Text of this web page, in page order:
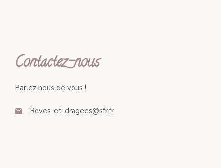
Contactez-nous
Parlez-nous de vous !
Reves-et-dragees@sfr.fr